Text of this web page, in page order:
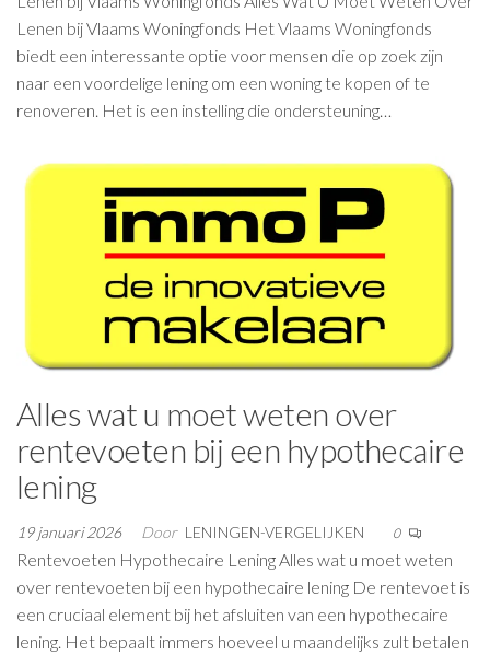
Lenen bij Vlaams Woningfonds Het Vlaams Woningfonds
biedt een interessante optie voor mensen die op zoek zijn
naar een voordelige lening om een woning te kopen of te
renoveren. Het is een instelling die ondersteuning…
Alles wat u moet weten over
rentevoeten bij een hypothecaire
lening
19 januari 2026 Door LENINGEN-VERGELIJKEN 0
Rentevoeten Hypothecaire Lening Alles wat u moet weten
over rentevoeten bij een hypothecaire lening De rentevoet is
een cruciaal element bij het afsluiten van een hypothecaire
lening. Het bepaalt immers hoeveel u maandelijks zult betalen